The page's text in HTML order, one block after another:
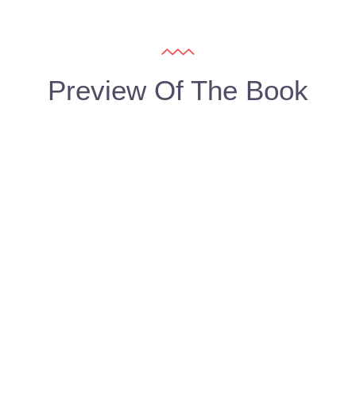
Preview Of The Book